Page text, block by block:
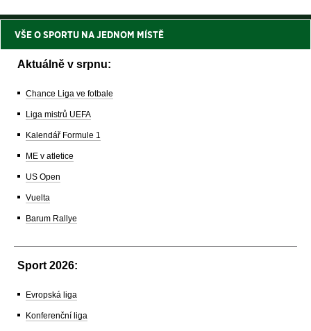
VŠE O SPORTU NA JEDNOM MÍSTĚ
Aktuálně v srpnu:
Chance Liga ve fotbale
Liga mistrů UEFA
Kalendář Formule 1
ME v atletice
US Open
Vuelta
Barum Rallye
Sport 2026:
Evropská liga
Konferenční liga